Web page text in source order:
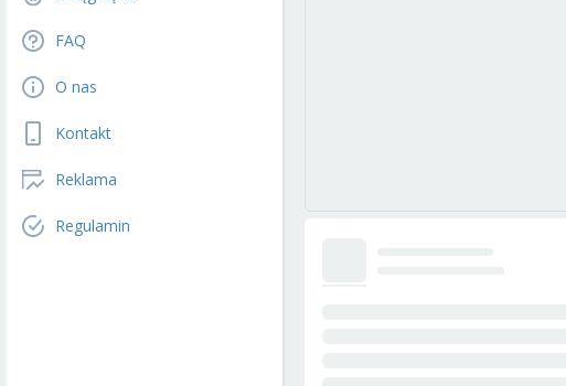
FAQ
O nas
Kontakt
Reklama
Regulamin